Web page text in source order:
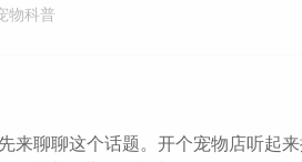
物科普
来聊聊这个话题。开个宠物店听起